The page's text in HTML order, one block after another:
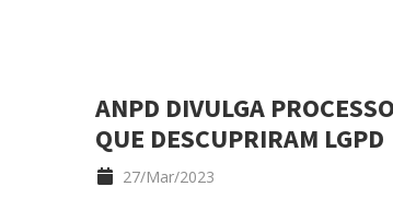
ANPD DIVULGA
QUE DESCUPRIRAM LGPD
27/Mar/2023